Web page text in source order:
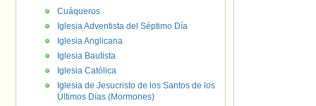
Cuáqueros
Iglesia Adventista del Séptimo Día
Iglesia Anglicana
Iglesia Bautista
Iglesia Católica
Iglesia de Jesucristo de los Santos de los
Últimos Días (Mormones)